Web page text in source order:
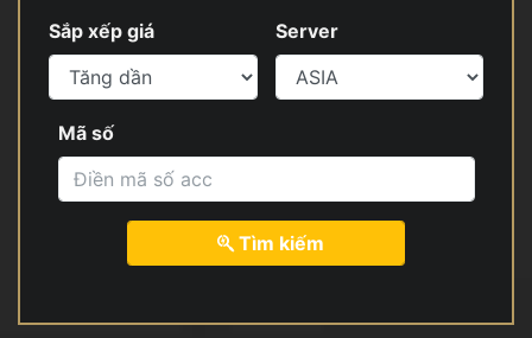
Sắp xếp giá Server
Mã số
Tìm kiếm